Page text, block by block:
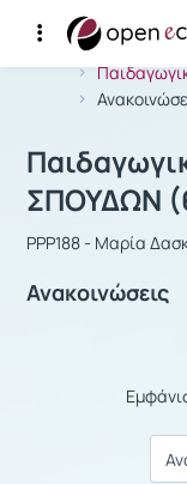
Αρχική
Μάθημα :
ΣΠΟΥΔΩΝ
PPP188 - Μαρία
Ανακοινώσεις